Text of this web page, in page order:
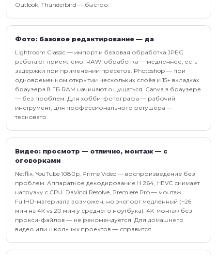
Outlook, Thunderbird — быстро.
Фото: базовое редактирование — да
Lightroom Classic — импорт и базовая обработка JPEG
работают приемлемо. RAW-обработка — медленнее, есть
задержки при применении пресетов. Photoshop — при
одновременном открытии нескольких слоёв и 15+ вкладках
браузера 8 ГБ RAM начинают ощущаться. Canva в браузере
— без проблем. Для хобби-фотографа — рабочий
инструмент, для профессионального ретушёра —
тесновато.
Видео: просмотр — отлично, монтаж — с
оговорками
Netflix, YouTube 1080p, Prime Video — воспроизведение без
проблем. Аппаратное декодирование H.264, HEVC снимает
нагрузку с CPU. DaVinci Resolve, Premiere Pro — монтаж
FullHD-материала возможен, но экспорт медленный (~26
мин на 4K vs 20 мин у среднего ноутбука). 4K-монтаж без
прокси-файлов — не рекомендуется. Для домашнего
видео или школьных проектов — справится.